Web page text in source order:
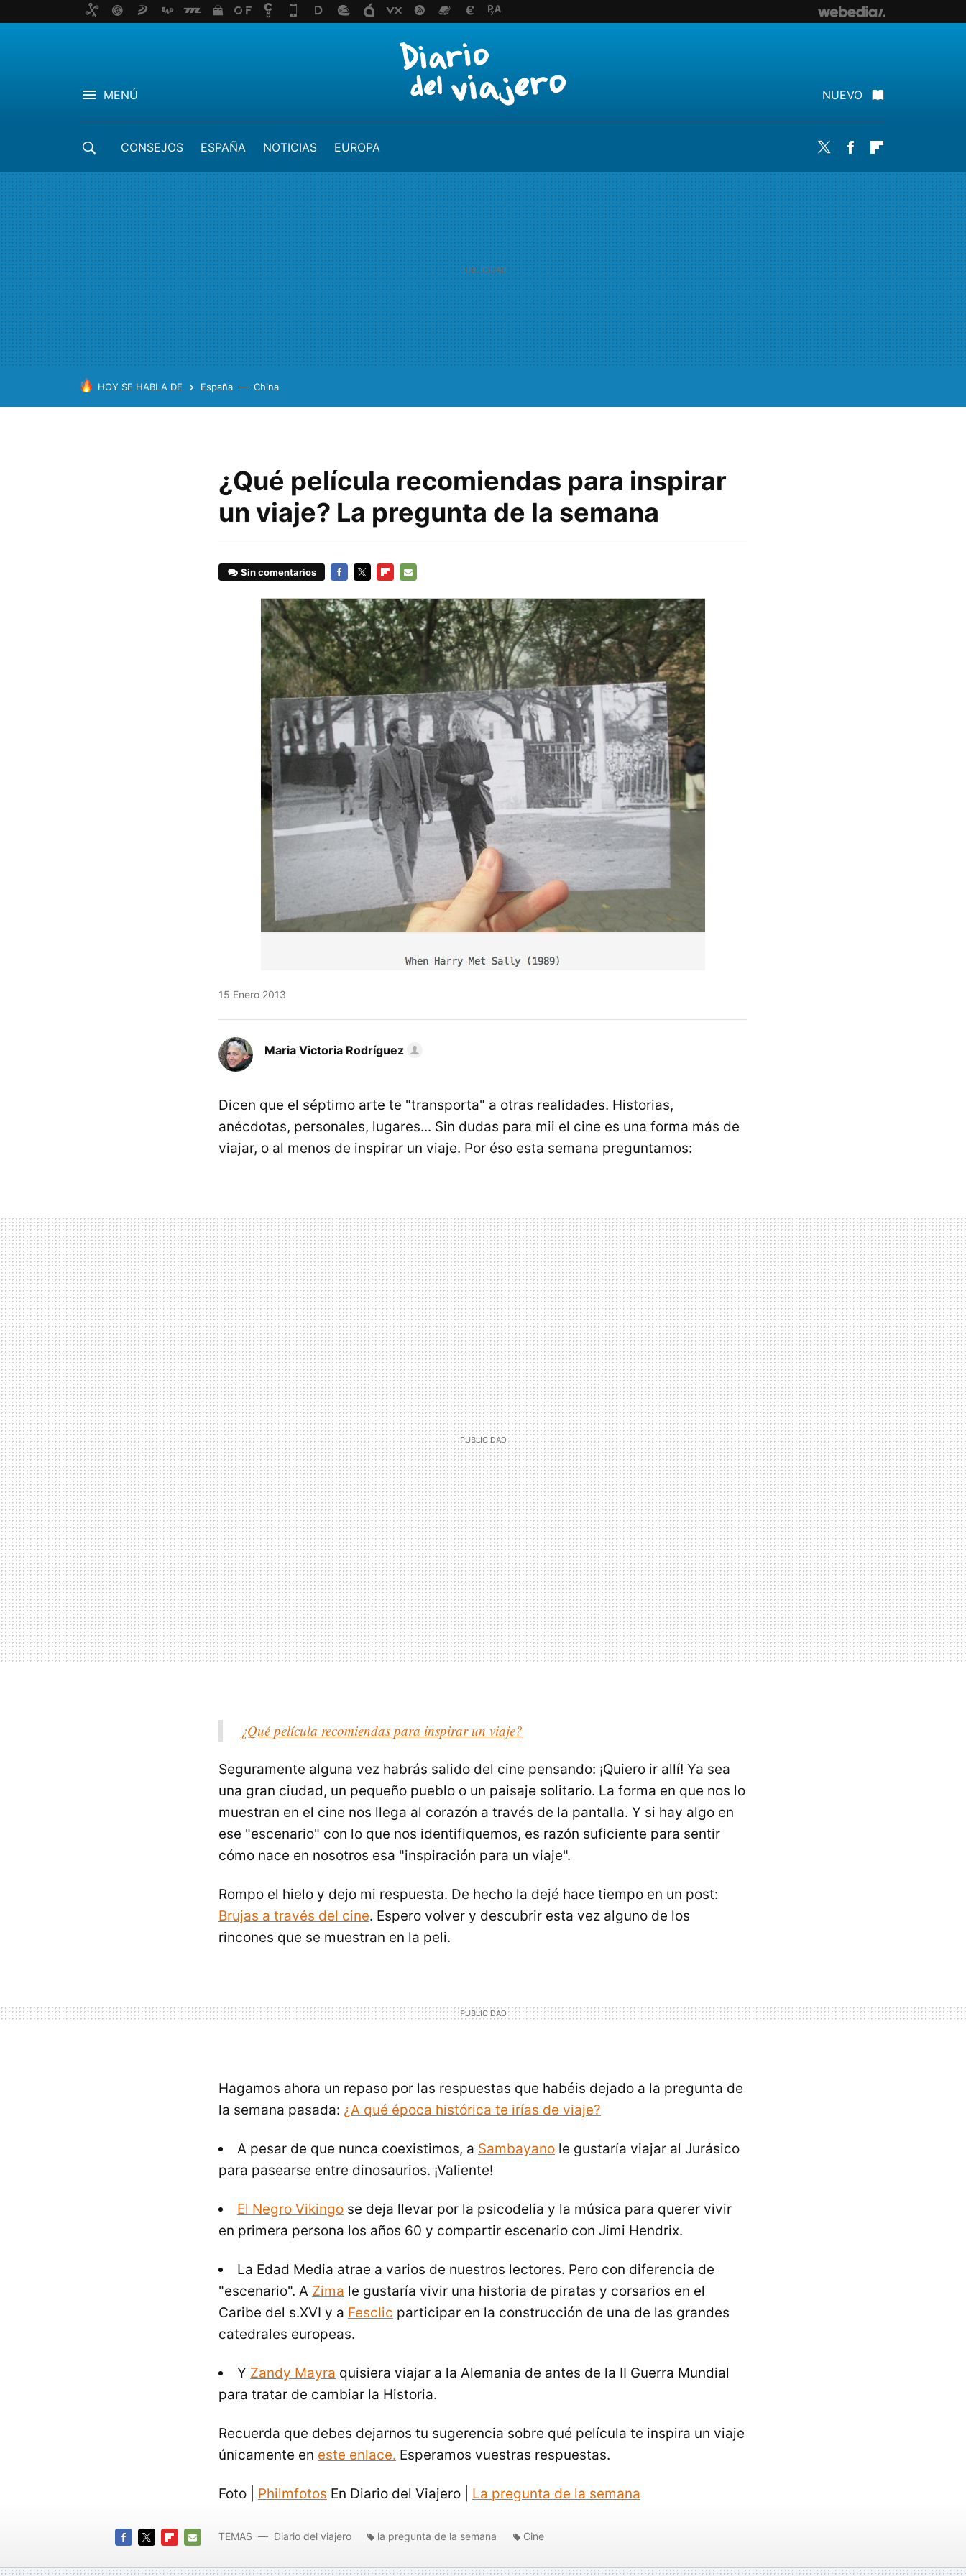
MENÚ NUEVO
CONSEJOS ESPAÑA NOTICIAS EUROPA Twitter Facebook
HOY SE HABLA DE España China
¿Qué película recomiendas para inspirar
un viaje? La pregunta de la semana
Sin comentarios
MAIL
15 Enero 2013
Maria Victoria Rodríguez
Dicen que el séptimo arte te "transporta" a otras realidades. Historias,
anécdotas, personales, lugares... Sin dudas para mii el cine es una forma más de
viajar, o al menos de inspirar un viaje. Por éso esta semana preguntamos:
¿Qué película recomiendas para inspirar un viaje?
Seguramente alguna vez habrás salido del cine pensando: ¡Quiero ir allí! Ya sea
una gran ciudad, un pequeño pueblo o un paisaje solitario. La forma en que nos lo
muestran en el cine nos llega al corazón a través de la pantalla. Y si hay algo en
ese "escenario" con lo que nos identifiquemos, es razón suficiente para sentir
cómo nace en nosotros esa "inspiración para un viaje".
Rompo el hielo y dejo mi respuesta. De hecho la dejé hace tiempo en un post:
Brujas a través del cine. Espero volver y descubrir esta vez alguno de los
rincones que se muestran en la peli.
Hagamos ahora un repaso por las respuestas que habéis dejado a la pregunta de
la semana pasada: ¿A qué época histórica te irías de viaje?
A pesar de que nunca coexistimos, a Sambayano le gustaría viajar al Jurásico
para pasearse entre dinosaurios. ¡Valiente!
El Negro Vikingo se deja llevar por la psicodelia y la música para querer vivir
en primera persona los años 60 y compartir escenario con Jimi Hendrix.
La Edad Media atrae a varios de nuestros lectores. Pero con diferencia de
"escenario". A Zima le gustaría vivir una historia de piratas y corsarios en el
Caribe del s.XVI y a Fesclic participar en la construcción de una de las grandes
catedrales europeas.
Y Zandy Mayra quisiera viajar a la Alemania de antes de la II Guerra Mundial
para tratar de cambiar la Historia.
Recuerda que debes dejarnos tu sugerencia sobre qué película te inspira un viaje
únicamente en este enlace. Esperamos vuestras respuestas.
Foto | Philmfotos En Diario del Viajero | La pregunta de la semana
MAIL
TEMAS Diario del viajero la pregunta de la semana Cine